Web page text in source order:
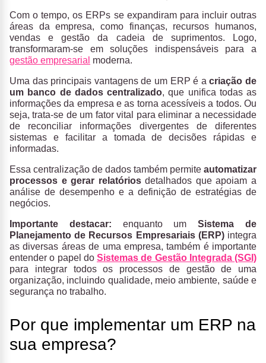
Com o tempo, os ERPs se expandiram para incluir outras
áreas da empresa, como finanças, recursos humanos,
vendas e gestão da cadeia de suprimentos. Logo,
transformaram-se em soluções indispensáveis para a
gestão empresarial moderna.
Uma das principais vantagens de um ERP é acriação de
um banco de dados centralizado, que unifica todas as
informações da empresa e as torna acessíveis a todos. Ou
seja, trata-se de um fator vital para eliminar a necessidade
de reconciliar informações divergentes de diferentes
sistemas e facilitar a tomada de decisões rápidas e
informadas.
Essa centralização de dados também permite automatizar
processos e gerar relatóriosdetalhados que apoiam a
análise de desempenho e a definição de estratégias de
negócios.
Importante destacar: enquanto umSistema de
Planejamento de Recursos Empresariais (ERP)integra
as diversas áreas de uma empresa, também é importante
entender o papel do Sistemas de Gestão Integrada (SGI)
para integrar todos os processos de gestão de uma
organização, incluindo qualidade, meio ambiente, saúde e
segurança no trabalho.
Por que implementar um ERP na
sua empresa?